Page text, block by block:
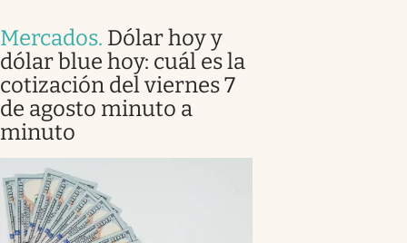
Mercados. Dólar hoy y
dólar blue hoy: cuál es la
cotización del viernes 7
de agosto minuto a
minuto